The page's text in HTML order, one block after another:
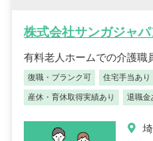
株式会社サンガジャ
有料老人ホームでの介護職
復職・ブランク可 住宅手当あり
産休・育休取得実績あり 退職金